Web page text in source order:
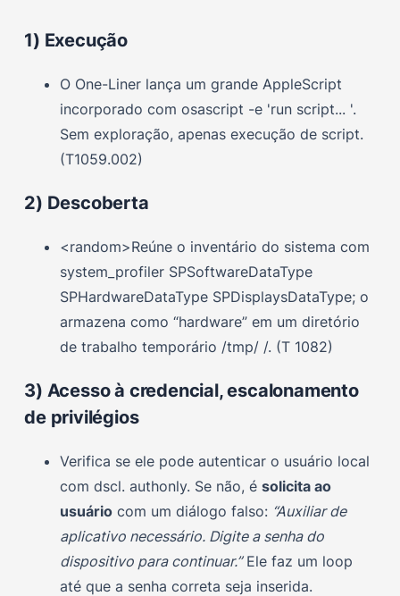
1) Execução
O One-Liner lança um grande AppleScript
incorporado com osascript -e 'run script... '.
Sem exploração, apenas execução de script.
(T1059.002)
2) Descoberta
<random>Reúne o inventário do sistema com
system_profiler SPSoftwareDataType
SPHardwareDataType SPDisplaysDataType; o
armazena como “hardware” em um diretório
de trabalho temporário /tmp/ /. (T 1082)
3) Acesso à credencial, escalonamento
de privilégios
Verifica se ele pode autenticar o usuário local
com dscl. authonly. Se não, ésolicita ao
usuário com um diálogo falso: “Auxiliar de
aplicativo necessário. Digite a senha do
dispositivo para continuar.”Ele faz um loop
até que a senha correta seja inserida.